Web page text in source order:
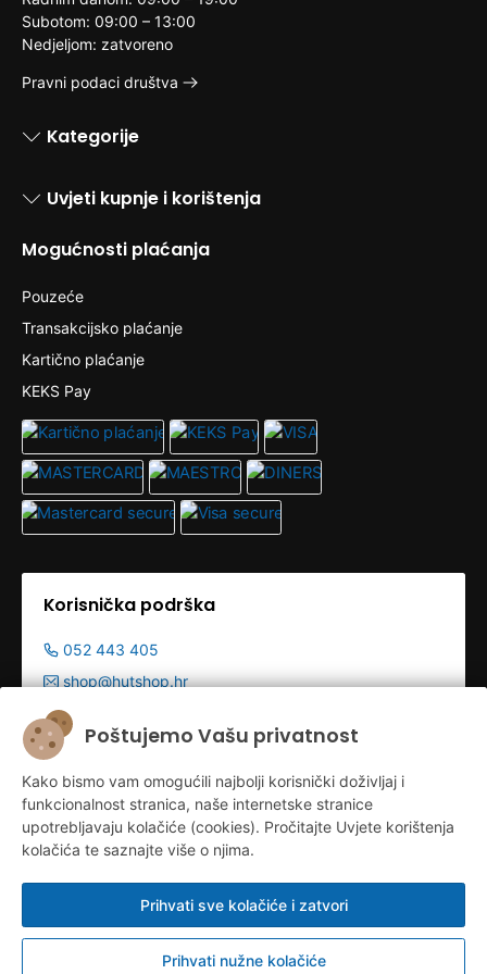
Poštujemo Vašu privatnost
Kako bismo vam omogućili najbolji korisnički doživljaj i
funkcionalnost stranica, naše internetske stranice
upotrebljavaju kolačiće (cookies). Pročitajte Uvjete korištenja
kolačića te saznajte više o njima.
Prihvati nužne kolačiće
Prihvati sve kolačiće i zatvori
Subotom: 09:00 – 13:00
Nedjeljom: zatvoreno
Pravni podaci društva
Kategorije
Uvjeti kupnje i korištenja
Mogućnosti plaćanja
Pouzeće
Transakcijsko plaćanje
Kartično plaćanje
KEKS Pay
Korisnička podrška
052 443 405
shop@hutshop.hr
Radno vrijeme:
Pon - Pet 9:00-19:00h
Sub 9:00-13:00